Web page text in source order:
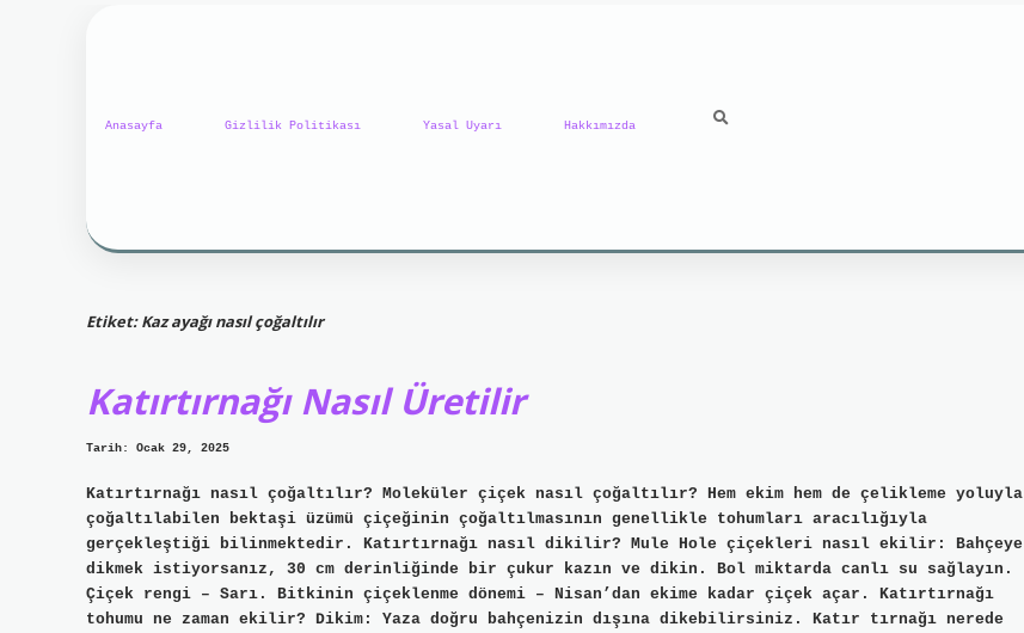
Anasayfa Gizlilik Politikası Yasal Uyarı Hakkımızda
Etiket:Kaz ayağı nasıl çoğaltılır
Katırtırnağı Nasıl Üretilir
Tarih: Ocak 29, 2025
Katırtırnağı nasıl çoğaltılır? Moleküler çiçek nasıl çoğaltılır? Hem ekim hem de çelikleme yoluyla
çoğaltılabilen bektaşi üzümü çiçeğinin çoğaltılmasının genellikle tohumları aracılığıyla
gerçekleştiği bilinmektedir. Katırtırnağı nasıl dikilir? Mule Hole çiçekleri nasıl ekilir: Bahçeye
dikmek istiyorsanız, 30 cm derinliğinde bir çukur kazın ve dikin. Bol miktarda canlı su sağlayın.
Çiçek rengi – Sarı. Bitkinin çiçeklenme dönemi – Nisan’dan ekime kadar çiçek açar. Katırtırnağı
tohumu ne zaman ekilir? Dikim: Yaza doğru bahçenizin dışına dikebilirsiniz. Katır tırnağı nerede